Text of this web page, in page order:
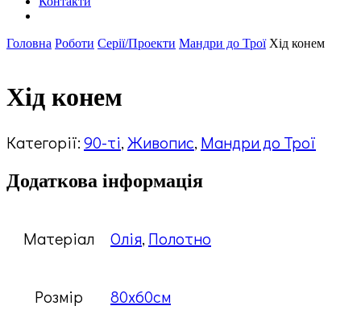
Головна Роботи Серії/Проекти Мандри до Трої Хід конем
Хід конем
Категорії:90-ті,Живопис, Мандри до Трої
Додаткова інформація
Матеріал Олія, Полотно
Розмір 80х60см